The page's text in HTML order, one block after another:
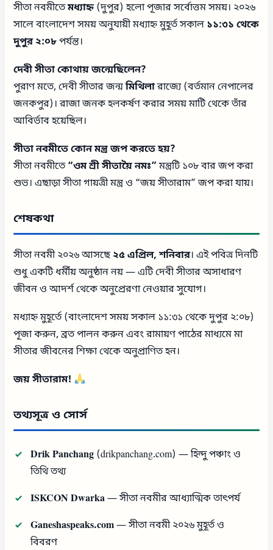
সীতা নবমীতেমধ্যাহ্ন(দুপুর) হলো পূজার সর্বোত্তম সময়। ২০২৬
সালে বাংলাদেশ সময় অনুযায়ী মধ্যাহ্ন মুহূর্ত সকাল ১১:৩১ থেকে
দুপুর ২:০৮পর্যন্ত।
দেবী সীতা কোথায় জন্মেছিলেন?
পুরাণ মতে, দেবী সীতার জন্মমিথিলারাজ্যে (বর্তমান নেপালের
জনকপুর)। রাজা জনক হলকর্ষণ করার সময় মাটি থেকে তাঁর
আবির্ভাব হয়েছিল।
সীতা নবমীতে কোন মন্ত্র জপ করতে হয়?
সীতা নবমীতে“ওম শ্রী সীতায়ৈ নমঃ”মন্ত্রটি ১০৮ বার জপ করা
শুভ। এছাড়া সীতা গায়ত্রী মন্ত্র ও “জয় সীতারাম” জপ করা যায়।
শেষকথা
সীতা নবমী ২০২৬ আসছে২৫ এপ্রিল, শনিবার। এই পবিত্র দিনটি
শুধু একটি ধর্মীয় অনুষ্ঠান নয় — এটি দেবী সীতার অসাধারণ
জীবন ও আদর্শ থেকে অনুপ্রেরণা নেওয়ার সুযোগ।
মধ্যাহ্ন মুহূর্তে (বাংলাদেশ সময় সকাল ১১:৩১ থেকে দুপুর ২:০৮)
পূজা করুন, ব্রত পালন করুন এবং রামায়ণ পাঠের মাধ্যমে মা
সীতার জীবনের শিক্ষা থেকে অনুপ্রাণিত হন।
জয় সীতারাম!
তথ্যসূত্র ও সোর্স
Drik Panchang (drikpanchang.com) — হিন্দু পঞ্চাং ও
তিথি তথ্য
ISKCON Dwarka— সীতা নবমীর আধ্যাত্মিক তাৎপর্য
Ganeshaspeaks.com— সীতা নবমী ২০২৬ মুহূর্ত ও
বিবরণ